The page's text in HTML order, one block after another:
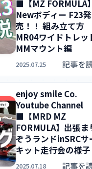
■【MZ FORMULA
Newボディー F23発
売！！ 組み立て方
MR04ワイドトレッ
MMマウント編
2025.07.25 記事を
enjoy smile Co.
Youtube Channel
■【MRD MZ
FORMULA】出張ま
ぞうランドinSRCサ
キット走行会の様子
2025.07.18 記事を